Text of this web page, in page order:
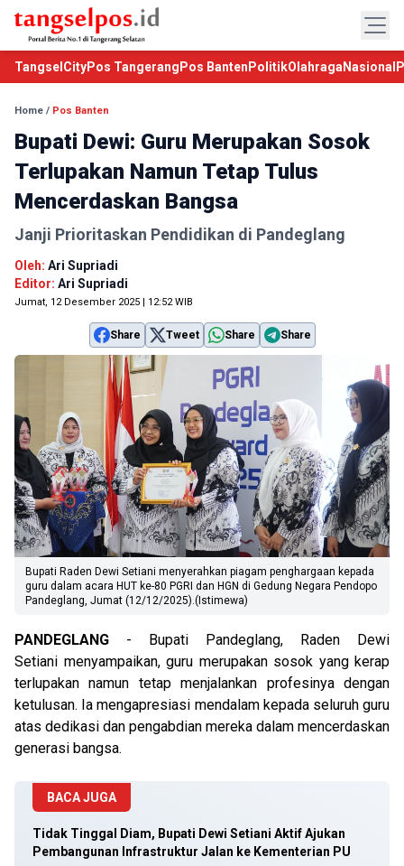
TangselCityPos Tangerang Pos Banten PolitikOlahraga Nasional
Home / Pos Banten
Bupati Dewi: Guru Merupakan Sosok
Terlupakan Namun Tetap Tulus
Mencerdaskan Bangsa
Janji Prioritaskan Pendidikan di Pandeglang
Oleh: Ari Supriadi
Editor: Ari Supriadi
Jumat, 12 Desember 2025 | 12:52 WIB
Share Tweet Share Share
Bupati Raden Dewi Setiani menyerahkan piagam penghargaan kepada
guru dalam acara HUT ke-80 PGRI dan HGN di Gedung Negara Pendopo
Pandeglang, Jumat (12/12/2025).(Istimewa)
PANDEGLANG - Bupati Pandeglang, Raden Dewi
Setiani menyampaikan, guru merupakan sosok yang kerap
terlupakan namun tetap menjalankan profesinya dengan
ketulusan. Ia mengapresiasi mendalam kepada seluruh guru
atas dedikasi dan pengabdian mereka dalam mencerdaskan
generasi bangsa.
BACA JUGA
Tidak Tinggal Diam, Bupati Dewi Setiani Aktif Ajukan
Pembangunan Infrastruktur Jalan ke Kementerian PU